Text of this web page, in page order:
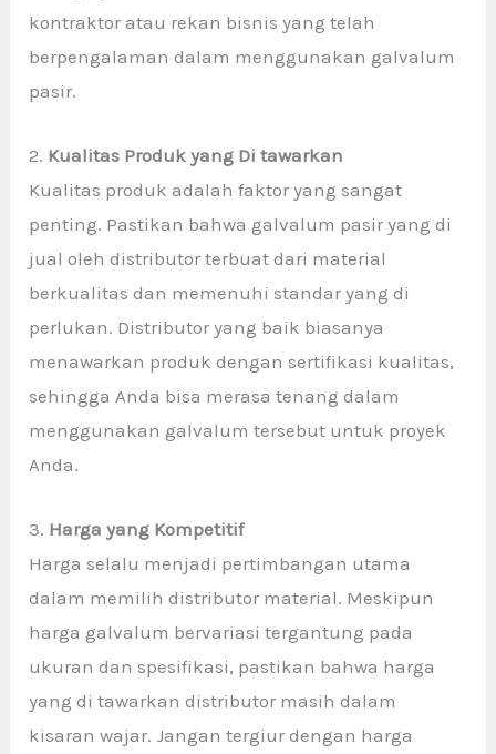
kontraktor atau rekan bisnis yang telah
berpengalaman dalam menggunakan galvalum
pasir.
2. Kualitas Produk yang Di tawarkan
Kualitas produk adalah faktor yang sangat
penting. Pastikan bahwa galvalum pasir yang di
jual oleh distributor terbuat dari material
berkualitas dan memenuhi standar yang di
perlukan. Distributor yang baik biasanya
menawarkan produk dengan sertifikasi kualitas,
sehingga Anda bisa merasa tenang dalam
menggunakan galvalum tersebut untuk proyek
Anda.
3. Harga yang Kompetitif
Harga selalu menjadi pertimbangan utama
dalam memilih distributor material. Meskipun
harga galvalum bervariasi tergantung pada
ukuran dan spesifikasi, pastikan bahwa harga
yang di tawarkan distributor masih dalam
kisaran wajar. Jangan tergiur dengan harga